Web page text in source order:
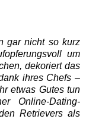
gar nicht so kurz
um
dekoriert das
ihres Chefs –
etwas Gutes tun
Online-Dating-
Retrievers als